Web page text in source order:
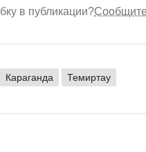
в публикации?
Караганда Темиртау